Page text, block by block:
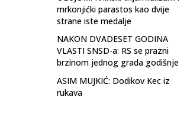
mrkonjićki parastos kao dvije
strane iste medalje
NAKON DVADESET GODINA
VLASTI SNSD-a: RS se prazni
brzinom jednog grada godišnje
ASIM MUJKIĆ: Dodikov Kec iz
rukava